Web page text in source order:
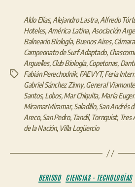
Etiquetas
Aldo Elías, Alejandro Lastra,Alfredo
Hoteles, América Latina, Asociación
Balneario Biología, Buenos Aires,
Campeonato de Surf Adaptado,
Arguelles,Club Biología,Copetonas,
Fabián Perechodnik, FAEVYT,Feria
Gabriel Sánchez Zinny,General Viamonte
Santos, Lobos,Mar Chiquita, María
MiramarMiramar, Saladillo,San Andrés
Areco,San Pedro, Tandil, Tornquist, Tres
de la Nación, Villa Logüercio
BERISSO CIENCIAS - TECNOLOGÍAS